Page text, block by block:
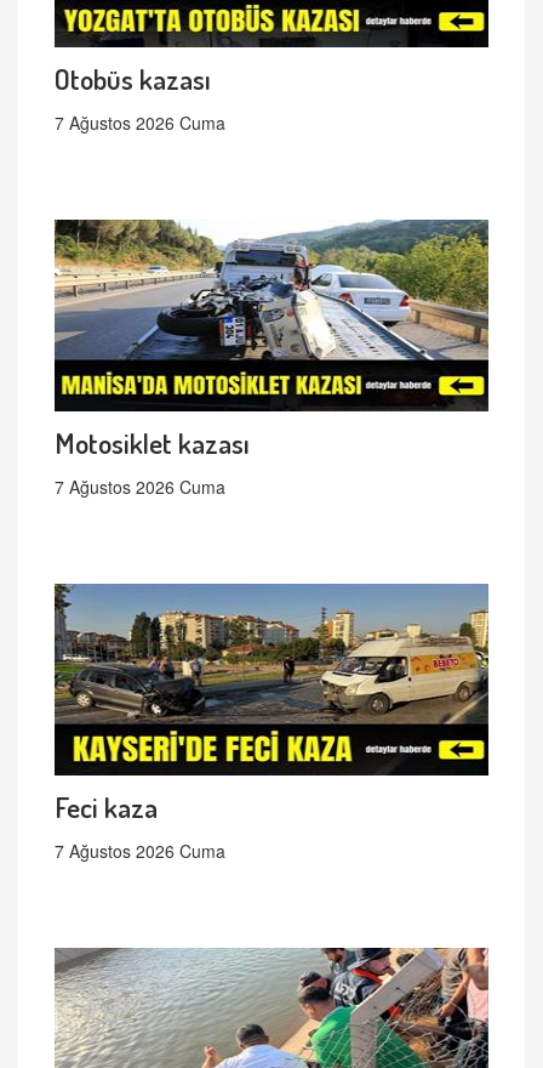
Otobüs kazası
7 Ağustos 2026 Cuma
Motosiklet kazası
7 Ağustos 2026 Cuma
Feci kaza
7 Ağustos 2026 Cuma